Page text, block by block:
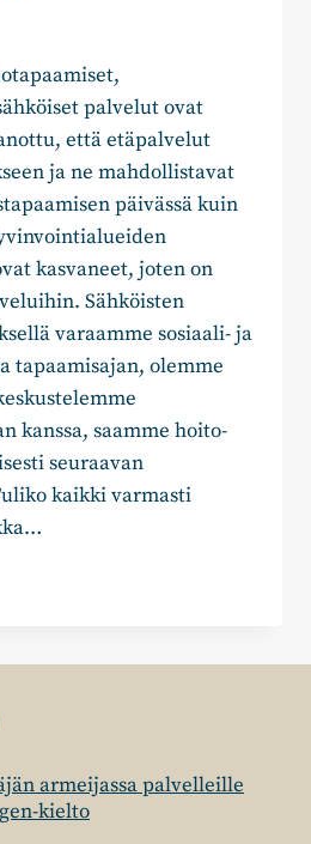
palvelut ovat
että etäpalvelut
ja ne mahdollistavat
päivässä kuin
kasvaneet, joten on
Sähköisten
varaamme sosiaali- ja
tapaamisajan, olemme
kanssa, saamme hoito-
seuraavan
kaikki varmasti
armeijassa palvelleille
kielto